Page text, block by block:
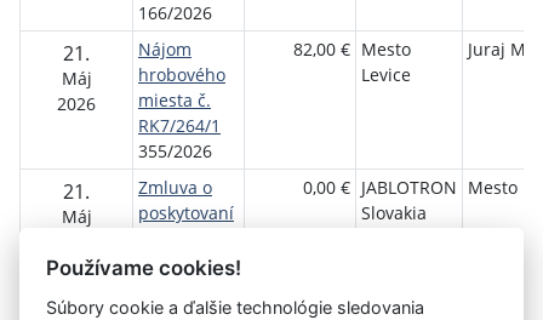
166/2026
21.
Máj
2026
Nájom
hrobového
miesta č.
RK7/264/1
355/2026
82,00 € Mesto
Levice
Juraj
21.
Máj
Zmluva o
poskytovaní
648/2026
0,00 € JABLOTRON
Slovakia
Mesto
Používame cookies!
Súbory cookie a ďalšie technológie sledovania